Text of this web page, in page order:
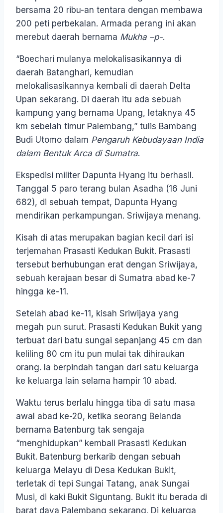
bersama 20 ribu-an tentara dengan membawa
200 peti perbekalan. Armada perang ini akan
merebut daerah bernama Mukha –p-.
“Boechari mulanya melokalisasikannya di
daerah Batanghari, kemudian
melokalisasikannya kembali di daerah Delta
Upan sekarang. Di daerah itu ada sebuah
kampung yang bernama Upang, letaknya 45
km sebelah timur Palembang,” tulis Bambang
Budi Utomo dalam Pengaruh Kebudayaan India
dalam Bentuk Arca di Sumatra.
Ekspedisi militer Dapunta Hyang itu berhasil.
Tanggal 5 paro terang bulan Asadha (16 Juni
682), di sebuah tempat, Dapunta Hyang
mendirikan perkampungan. Sriwijaya menang.
Kisah di atas merupakan bagian kecil dari isi
terjemahan Prasasti Kedukan Bukit. Prasasti
tersebut berhubungan erat dengan Sriwijaya,
sebuah kerajaan besar di Sumatra abad ke-7
hingga ke-11.
Setelah abad ke-11, kisah Sriwijaya yang
megah pun surut. Prasasti Kedukan Bukit yang
terbuat dari batu sungai sepanjang 45 cm dan
keliling 80 cm itu pun mulai tak dihiraukan
orang. Ia berpindah tangan dari satu keluarga
ke keluarga lain selama hampir 10 abad.
Waktu terus berlalu hingga tiba di satu masa
awal abad ke-20, ketika seorang Belanda
bernama Batenburg tak sengaja
“menghidupkan” kembali Prasasti Kedukan
Bukit. Batenburg berkarib dengan sebuah
keluarga Melayu di Desa Kedukan Bukit,
terletak di tepi Sungai Tatang, anak Sungai
Musi, di kaki Bukit Siguntang. Bukit itu berada di
barat daya Palembang sekarang. Di keluarga